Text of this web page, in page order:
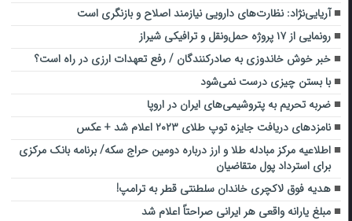
آریایی‌نژاد: نظارت‌های دارویی نیازمند اصلاح و بازنگری است
رونمایی از ۱۷ پروژه حمل‌ونقل و ترافیکی شیراز
خبر خوش خاندوزی به صادرکنندگان / رفع تعهدات ارزی در راه است؟
با بستن چیزی درست نمی‌‎شود
ضربه تحریم به پتروشیمی‌های ایران در اروپا
نامزدهای دریافت جایزه توپ طلای ۲۰۲۳ اعلام شد + عکس
اطلاعیه مرکز مبادله طلا و ارز درباره دومین حراج سکه/ برنامه بانک مرکزی
برای استرداد پول متقاضیان
هدیه فوق لاکچری خاندان سلطنتی قطر به ترامپ!
مبلغ یارانه واقعی هر ایرانی صراحتاً اعلام شد